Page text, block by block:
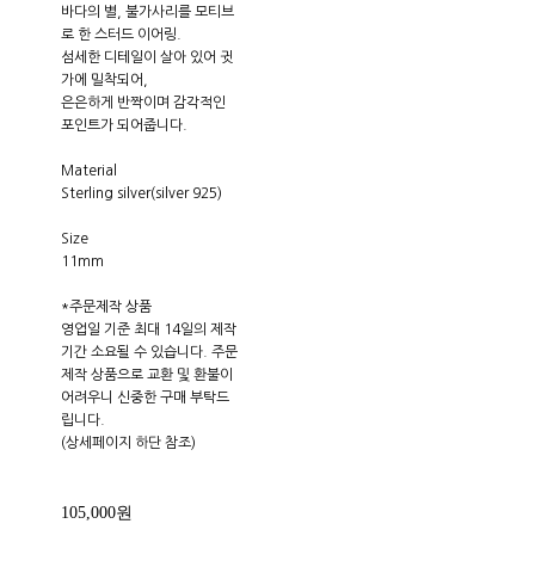
바다의 별, 불가사리를 모티브
로 한 스터드 이어링.
섬세한 디테일이 살아 있어 귓
가에 밀착되어,
은은하게 반짝이며 감각적인
포인트가 되어줍니다.
Material
Sterling silver(silver 925)
Size
11mm
​​*주문제작 상품
영업일 기준 최대 14일의 제작
기간 소요될 수 있습니다. 주문
제작 상품으로 교환 및 환불이
어려우니 신중한 구매 부탁드
립니다.
(상세페이지 하단 참조)
105,000원